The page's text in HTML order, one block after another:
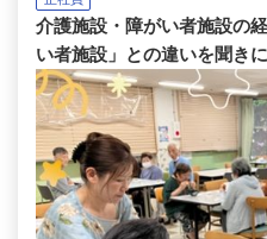
介護施設・障がい者施設の
い者施設」との違いを聞き